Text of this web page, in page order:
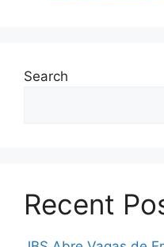
Search
Recent